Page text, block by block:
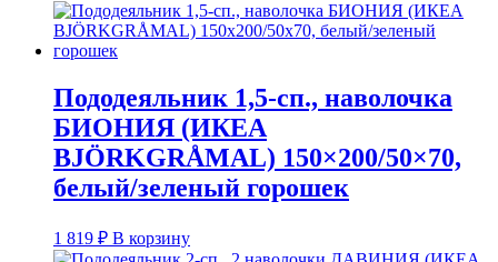
Пододеяльник 1,5-сп., наволочка
БИОНИЯ (ИКЕА
BJÖRKGRÅMAL) 150×200/50×70,
белый/зеленый горошек
1 819 ₽ В корзину